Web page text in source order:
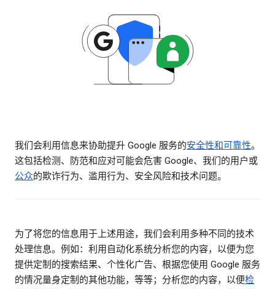
我们会利用信息来协助提升 Google 服务的安全性和可靠性。
这包括检测、防范和应对可能会危害 Google、我们的用户或
公众的欺诈行为、滥用行为、安全风险和技术问题。
为了将您的信息用于上述用途，我们会利用多种不同的技术
处理信息。例如：利用自动化系统分析您的内容，以便为您
提供定制的搜索结果、个性化广告、根据您使用 Google 服务
的情况量身定制的其他功能，等等；分析您的内容，以便检